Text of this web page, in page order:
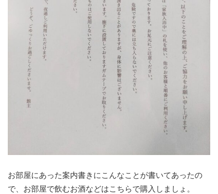
お部屋にあった案内書きにこんなことが書いてあったの
で、お部屋で飲むお酒などはこちらで購入しましょ。